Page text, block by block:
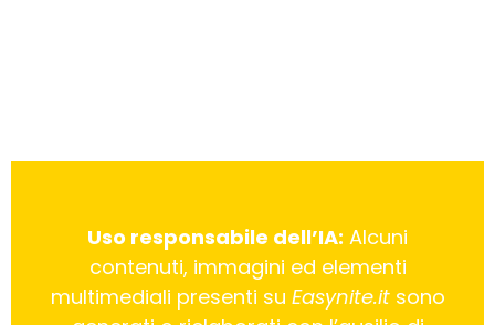
Uso responsabile dell’IA: Alcuni
contenuti, immagini ed elementi
multimediali presenti su Easynite.itsono